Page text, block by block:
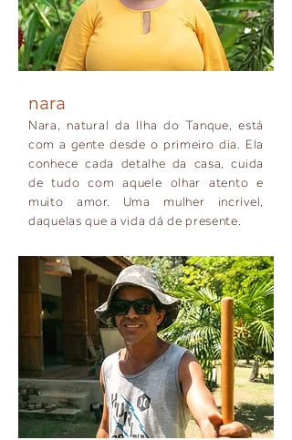
nara
Nara, natural da Ilha do Tanque, está
com a gente desde o primeiro dia. Ela
conhece cada detalhe da casa, cuida
de tudo com aquele olhar atento e
muito amor. Uma mulher incrível,
daquelas que a vida dá de presente.